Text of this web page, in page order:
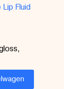
Fluid
,